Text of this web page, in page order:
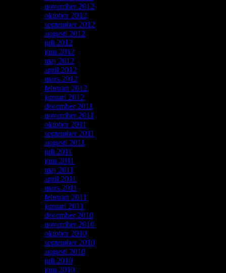
november 2012
oktober 2012
september 2012
augusti 2012
juli 2012
juni 2012
maj 2012
april 2012
mars 2012
februari 2012
januari 2012
december 2011
november 2011
oktober 2011
september 2011
augusti 2011
juli 2011
juni 2011
maj 2011
april 2011
mars 2011
februari 2011
januari 2011
december 2010
november 2010
oktober 2010
september 2010
augusti 2010
juli 2010
juni 2010